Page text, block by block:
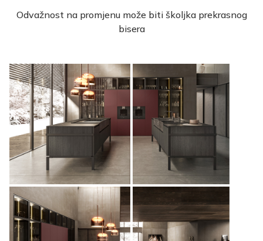
Odvažnost na promjenu može biti školjka prekrasnog
bisera